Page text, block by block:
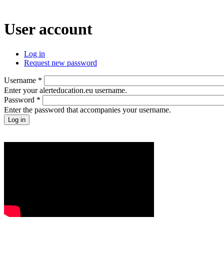
User account
Log in
Request new password
Username *
Enter your alerteducation.eu username.
Password *
Enter the password that accompanies your username.